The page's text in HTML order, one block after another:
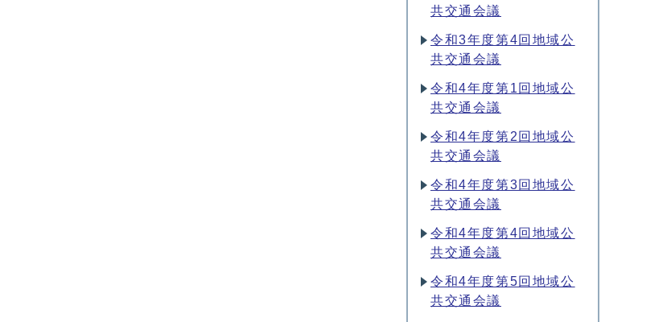
共交通会議
令和3年度第4回地域公
共交通会議
令和4年度第1回地域公
共交通会議
令和4年度第2回地域公
共交通会議
令和4年度第3回地域公
共交通会議
令和4年度第4回地域公
共交通会議
令和4年度第5回地域公
共交通会議